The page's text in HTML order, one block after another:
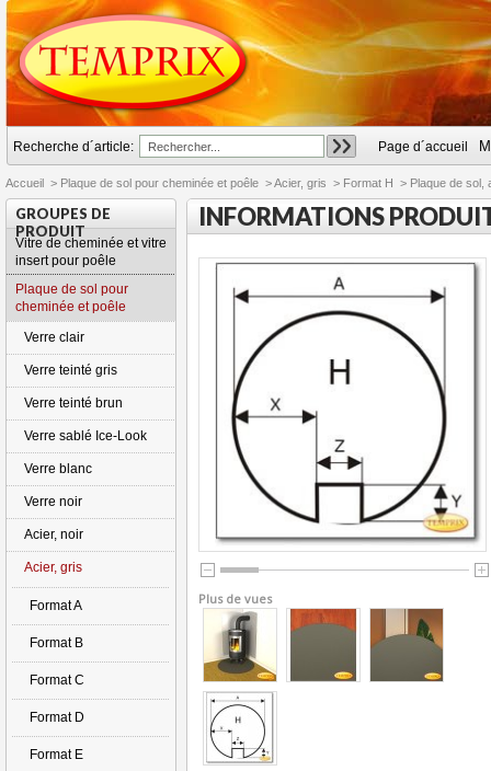
Recherche d´article: Page d´accueil
Accueil > Plaque de sol pour cheminée et poêle >Acier, gris > Format H > Plaque de sol,
INFORMATIONS
Plus de vues
GROUPES DE
PRODUIT
Vitre de cheminée et vitre
insert pour poêle
Plaque de sol pour
cheminée et poêle
Verre clair
Verre teinté gris
Verre teinté brun
Verre sablé Ice-Look
Verre blanc
Verre noir
Acier, noir
Acier, gris
Format A
Format B
Format C
Format D
Format E